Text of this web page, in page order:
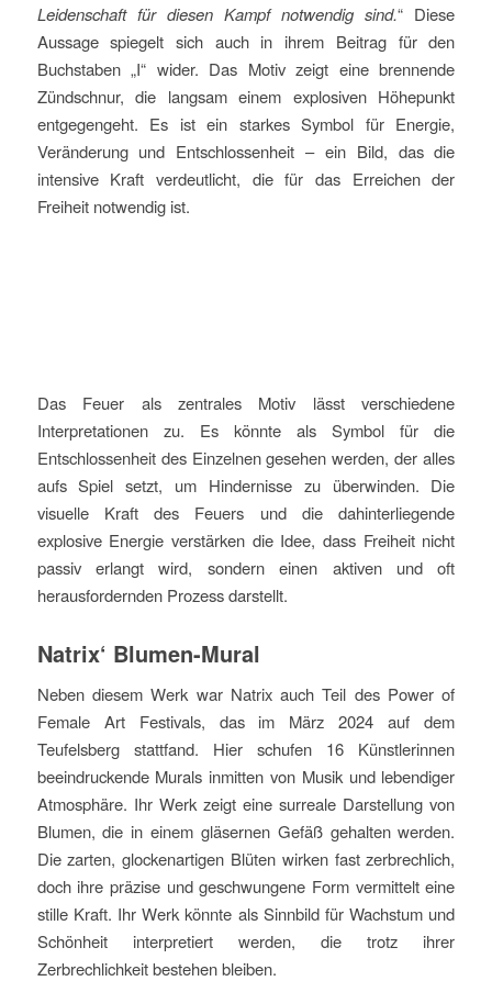
Leidenschaft für diesen Kampf notwendig sind.“ Diese
Aussage spiegelt sich auch in ihrem Beitrag für den
Buchstaben „I“ wider. Das Motiv zeigt eine brennende
Zündschnur, die langsam einem explosiven Höhepunkt
entgegengeht. Es ist ein starkes Symbol für Energie,
Veränderung und Entschlossenheit – ein Bild, das die
intensive Kraft verdeutlicht, die für das Erreichen der
Freiheit notwendig ist.
Das Feuer als zentrales Motiv lässt verschiedene
Interpretationen zu. Es könnte als Symbol für die
Entschlossenheit des Einzelnen gesehen werden, der alles
aufs Spiel setzt, um Hindernisse zu überwinden. Die
visuelle Kraft des Feuers und die dahinterliegende
explosive Energie verstärken die Idee, dass Freiheit nicht
passiv erlangt wird, sondern einen aktiven und oft
herausfordernden Prozess darstellt.
Natrix‘ Blumen-Mural
Neben diesem Werk war Natrix auch Teil des Power of
Female Art Festivals, das im März 2024 auf dem
Teufelsberg stattfand. Hier schufen 16 Künstlerinnen
beeindruckende Murals inmitten von Musik und lebendiger
Atmosphäre. Ihr Werk zeigt eine surreale Darstellung von
Blumen, die in einem gläsernen Gefäß gehalten werden.
Die zarten, glockenartigen Blüten wirken fast zerbrechlich,
doch ihre präzise und geschwungene Form vermittelt eine
stille Kraft. Ihr Werk könnte als Sinnbild für Wachstum und
Schönheit interpretiert werden, die trotz ihrer
Zerbrechlichkeit bestehen bleiben.